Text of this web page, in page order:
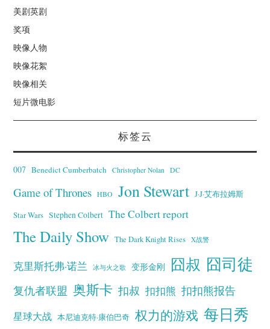
美剧英剧
奖项
映像人物
映像花絮
映像相关
短片微电影
标签云
007 Benedict Cumberbatch Christopher Nolan DC
Game of Thrones HBO Jon Stewart J·J·艾布拉姆斯
Star Wars Stephen Colbert The Colbert report
The Daily Show The Dark Knight Rises X战警
克里斯托弗·诺兰 冰与火之歌 变形金刚 囧叔 囧司徒
复仇者联盟 奥斯卡 扣叔 扣扣熊 扣扣熊报告
星球大战 本尼迪克特·康伯巴奇 权力的游戏 每日秀